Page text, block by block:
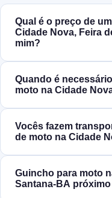
Qual é o preço de
Cidade Nova, Feira
mim?
Quando é
moto na Cidade
Vocês fazem
de moto na Cidade
Guincho para moto
Santana‑BA